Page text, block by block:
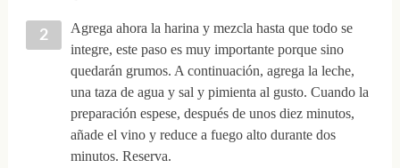
Agrega ahora la harina y mezcla hasta que todo se
integre, este paso es muy importante porque sino
quedarán grumos. A continuación, agrega la leche,
una taza de agua y sal y pimienta al gusto. Cuando la
preparación espese, después de unos diez minutos,
añade el vino y reduce a fuego alto durante dos
minutos. Reserva.